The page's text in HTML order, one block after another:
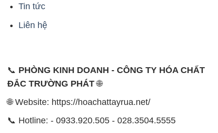
Tin tức
Liên hệ
📞 PHÒNG KINH DOANH - CÔNG TY HÓA CHẤT
ĐẮC TRƯỜNG PHÁT🌐
🌐 Website: https://hoachattayrua.net/
📞 Hotline: - 0933.920.505 - 028.3504.5555